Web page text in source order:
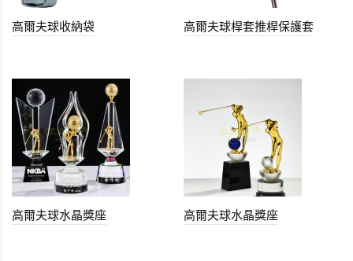
高爾夫球收納袋 高爾夫球桿套推桿保護套
高爾夫球水晶獎座 高爾夫球水晶獎座